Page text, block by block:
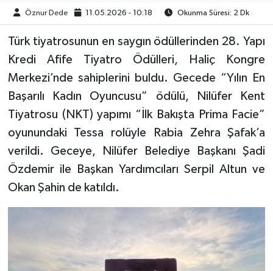
Öznur Dede 11.05.2026 - 10:18 Okunma Süresi: 2 Dk
Türk tiyatrosunun en saygın ödüllerinden 28. Yapı
Kredi Afife Tiyatro Ödülleri, Haliç Kongre
Merkezi’nde sahiplerini buldu. Gecede “Yılın En
Başarılı Kadın Oyuncusu” ödülü, Nilüfer Kent
Tiyatrosu (NKT) yapımı “İlk Bakışta Prima Facie”
oyunundaki Tessa rolüyle Rabia Zehra Şafak’a
verildi. Geceye, Nilüfer Belediye Başkanı Şadi
Özdemir ile Başkan Yardımcıları Serpil Altun ve
Okan Şahin de katıldı.